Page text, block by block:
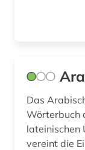
Das
Wörterbuch
lateinischen
vereint die